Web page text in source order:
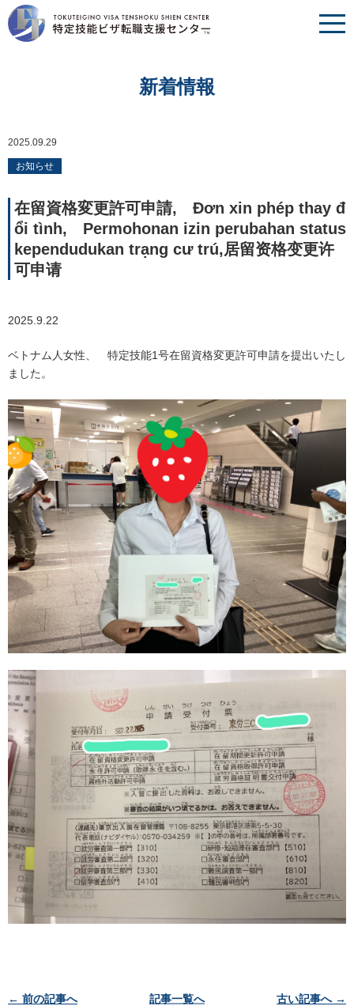
新着情報
2025.09.29
お知らせ
在留資格変更許可申請, Đơn xin phép thay đ
ổi tình, Permohonan izin perubahan status
kependudukan trạng cư trú,居留资格变更许
可申请
2025.9.22
ベトナム人女性、 特定技能1号在留資格変更許可申請を提出いたし
ました。
投
← 前の記事へ 古い記事へ →
記事一覧へ